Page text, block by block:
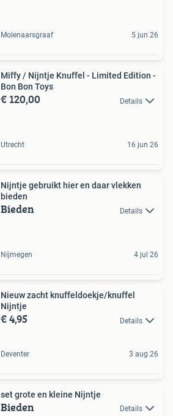
Molenaarsgraaf 5 jun 26
Miffy / Nijntje Knuffel - Limited Edition -
Bon Bon Toys
€ 120,00 Details
Utrecht 16 jun 26
Nijntje gebruikt hier en daar vlekken
bieden
Bieden Details
Nijmegen 4 jul 26
Nieuw zacht knuffeldoekje/knuffel
Nijntje
€ 4,95 Details
Deventer 3 aug 26
set grote en kleine Nijntje
Bieden Details